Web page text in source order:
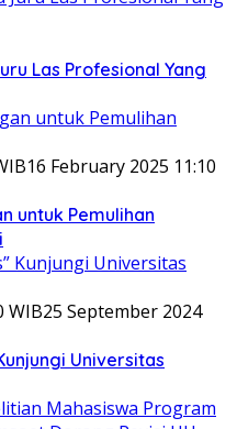
Las Profesional Yang
16 February 2025 11:10
untuk Pemulihan
WIB25 September 2024
Universitas